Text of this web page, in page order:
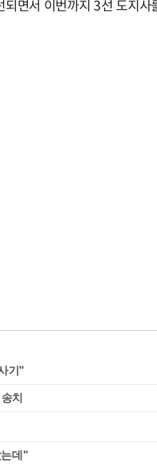
면서 이번까지 3선 도지사
기"
치
데"